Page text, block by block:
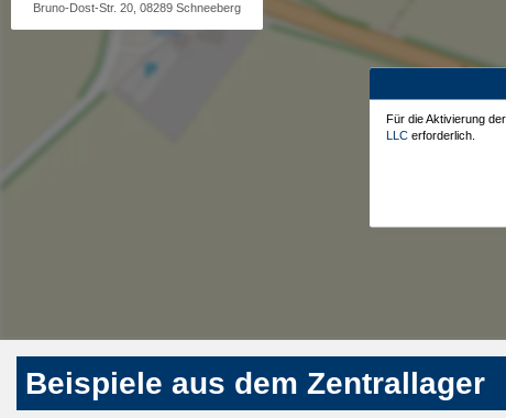
Bruno-Dost-Str. 20, 08289 Schneeberg
Für die Aktivierung
LLC erforderlich.
Beispiele aus dem Zentrallager